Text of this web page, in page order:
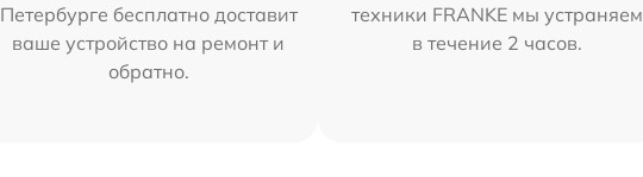
Петербурге бесплатно доставит
ваше устройство на ремонт и
обратно.
техники FRANKE мы устраняем
в течение 2 часов.